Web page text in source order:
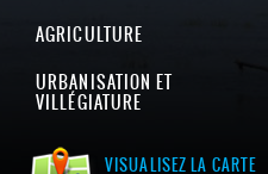
AGRICULTURE
URBANISATION ET
VILLÉGIATURE
VISUALISEZ LA CARTE